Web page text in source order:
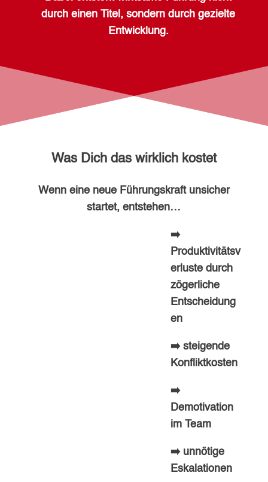
durch einen Titel, sondern durch gezielte
Entwicklung.
Was Dich das wirklich kostet
Wenn eine neue Führungskraft unsicher
startet, entstehen…
➡️
Produktivitätsv
erluste durch
zögerliche
Entscheidung
en
➡️ steigende
Konfliktkosten
➡️
Demotivation
im Team
➡️ unnötige
Eskalationen